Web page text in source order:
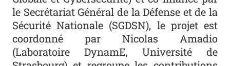
le Secrétariat Général de la Défense et de la
Sécurité Nationale (SGDSN), le projet est
coordonné par Nicolas Amadio
(Laboratoire DynamE, Université de